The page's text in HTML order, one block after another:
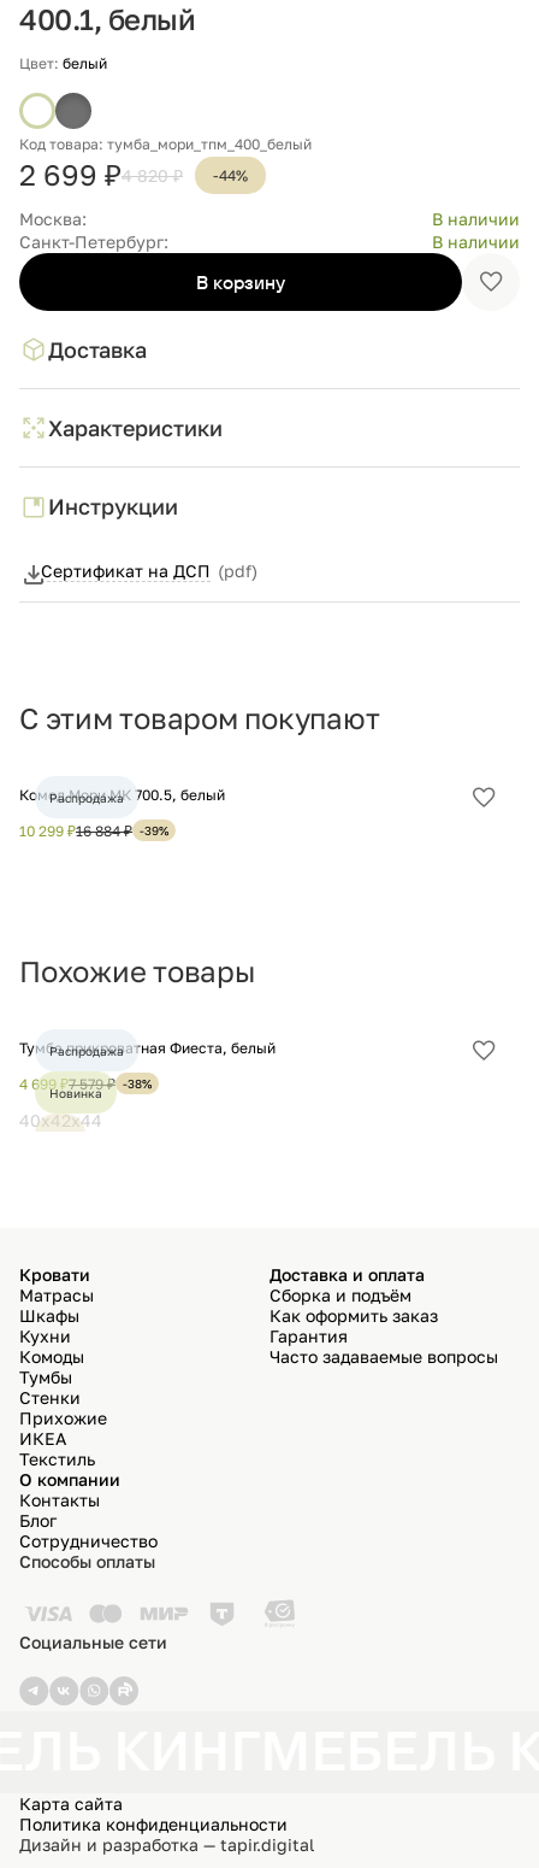
400.1, белый
Цвет: белый
Код товара: тумба_мори_тпм_400_белый
2 699 ₽4 820 ₽ -44%
Москва:
В наличии
Санкт-Петербург:
В наличии
В корзину
Доставка
Характеристики
Инструкции
Сертификат на ДСП (pdf)
С этим товаром покупают
Комод Мори МК 700.5, белый
10 299 ₽16 884 ₽ -39%
Распродажа
Похожие товары
Тумба прикроватная Фиеста, белый
4 699 ₽7 579 ₽ -38%
Распродажа
Новинка
Хит
40x42x44
Кровати
Матрасы
Шкафы
Кухни
Комоды
Тумбы
Стенки
Прихожие
ИКЕА
Текстиль
Доставка и оплата
Сборка и подъём
Как оформить заказ
Гарантия
Часто задаваемые вопросы
О компании
Контакты
Блог
Сотрудничество
Способы оплаты
Социальные сети
Карта сайта
Политика конфиденциальности
Дизайн и разработка — tapir.digital